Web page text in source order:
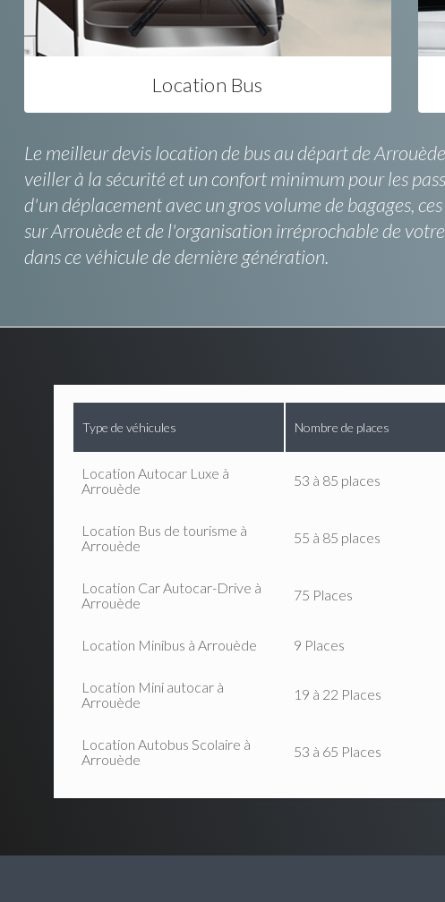
Location Bus
Le meilleur devis location de bus au départ de
veiller à la sécurité et un confort minimum pour les
d'un déplacement avec un gros volume de bagages,
sur Arrouède et de l'organisation irréprochable de
dans ce véhicule de dernière génération.
Type de véhicules Nombre de places
Location Autocar Luxe à
Arrouède
53 à 85 places
Location Bus de tourisme à
Arrouède
55 à 85 places
Location Car Autocar-Drive à
Arrouède
75 Places
Location Minibus à Arrouède 9 Places
Location Mini autocar à
Arrouède
19 à 22 Places
Location Autobus Scolaire à
Arrouède
53 à 65 Places